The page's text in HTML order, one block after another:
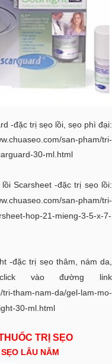
-đặc trị sẹo lồi, sẹo phì đại:
san-pham/tri-
30-ml.html
Scarsheet -đặc trị sẹo lồi:
san-pham/tri-
hop-21-mieng-3-5-x-7-
-đặc trị sẹo thâm, nám da,
vào đường link
tham-nam-da/gel-lam-mo-
30-ml.html
TRỊ SẸO
LÂU NĂM